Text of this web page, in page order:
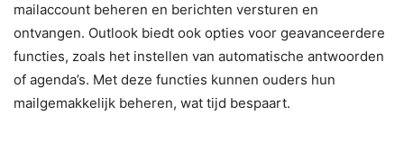
mailaccount beheren en berichten versturen en
ontvangen. Outlook biedt ook opties voor geavanceerdere
functies, zoals het instellen van automatische antwoorden
of agenda’s. Met deze functies kunnen ouders hun
mailgemakkelijk beheren, wat tijd bespaart.